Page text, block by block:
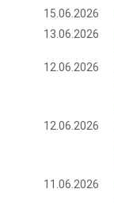
15.06.2026
13.06.2026
12.06.2026
12.06.2026
11.06.2026